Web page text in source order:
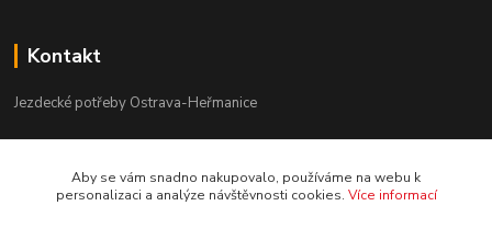
Kontakt
Jezdecké potřeby Ostrava-Heřmanice
Po-Pá 9:30 - 17:30
Aby se vám snadno nakupovalo, používáme na webu k
personalizaci a analýze návštěvnosti cookies. Více informací